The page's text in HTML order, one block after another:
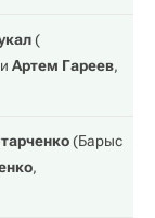
(
Артем Гареев,
(Барыс
,